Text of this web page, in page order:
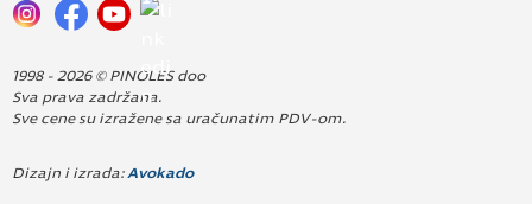
1998 - 2026 © PINOLES doo
Sva prava zadržana.
Sve cene su izražene sa uračunatim PDV-om.
Dizajn i izrada: Avokado